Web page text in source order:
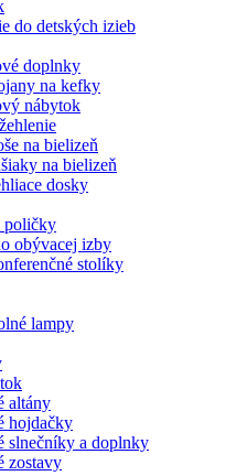
do detských izieb
doplnky
na kefky
nábytok
na bielizeň
na bielizeň
dosky
poličky
obývacej izby
stolíky
lampy
altány
hojdačky
slnečníky a doplnky
zostavy